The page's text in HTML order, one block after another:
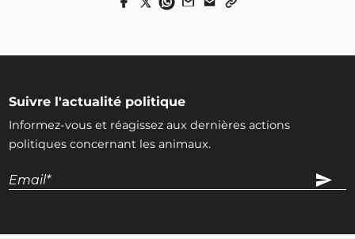
Suivre l'actualité politique
Informez-vous et réagissez aux dernières actions
politiques concernant les animaux.